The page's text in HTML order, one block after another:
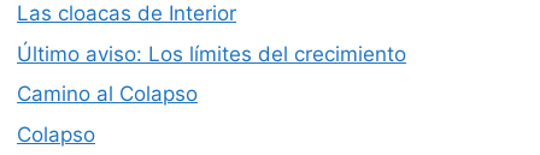
Las cloacas de Interior
Último aviso: Los límites del crecimiento
Camino al Colapso
Colapso